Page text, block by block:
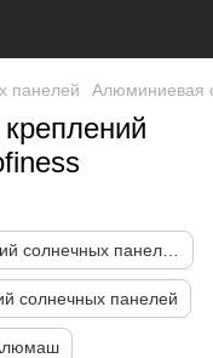
панелей Алюминиевая
солнечных панелей